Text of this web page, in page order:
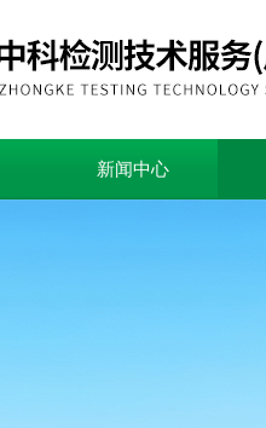
新闻中心